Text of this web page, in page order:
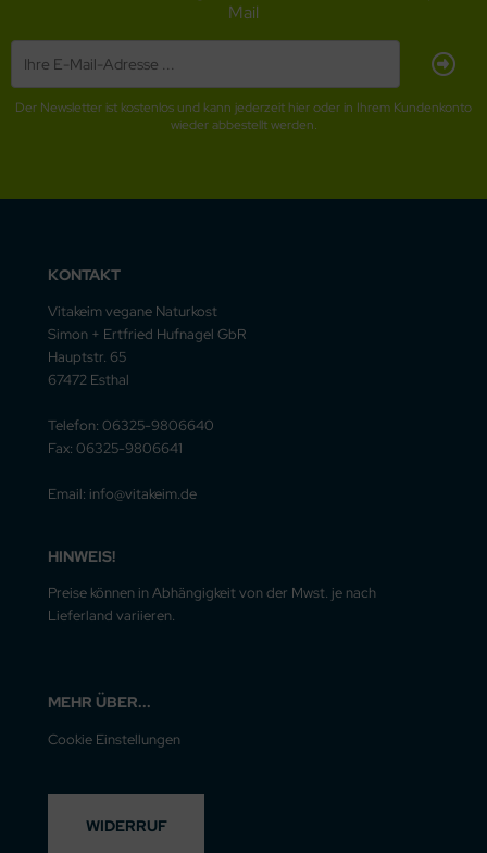
Mail
Der Newsletter ist kostenlos und kann jederzeit hier oder in Ihrem Kundenkonto
wieder abbestellt werden.
KONTAKT
Vitakeim vegane Naturkost
Simon + Ertfried Hufnagel GbR
Hauptstr. 65
67472 Esthal
Telefon: 06325-9806640
Fax: 06325-9806641
Email: info@vitakeim.de
HINWEIS!
Preise können in Abhängigkeit von der Mwst. je nach
Lieferland variieren.
MEHR ÜBER...
Cookie Einstellungen
WIDERRUF